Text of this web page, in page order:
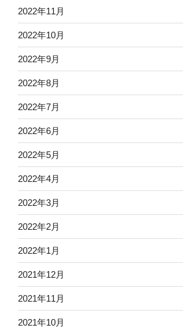
2022年11月
2022年10月
2022年9月
2022年8月
2022年7月
2022年6月
2022年5月
2022年4月
2022年3月
2022年2月
2022年1月
2021年12月
2021年11月
2021年10月